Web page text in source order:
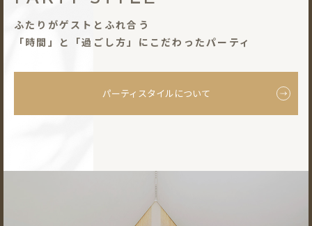
ふたりがゲストとふれ合う
「時間」と「過ごし⽅」にこだわったパーティ
パーティスタイルについて